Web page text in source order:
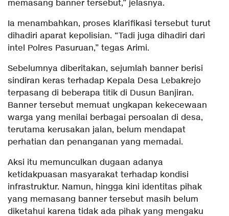
memasang banner tersebut,” jelasnya.
Ia menambahkan, proses klarifikasi tersebut turut
dihadiri aparat kepolisian. “Tadi juga dihadiri dari
intel Polres Pasuruan,” tegas Arimi.
Sebelumnya diberitakan, sejumlah banner berisi
sindiran keras terhadap Kepala Desa Lebakrejo
terpasang di beberapa titik di Dusun Banjiran.
Banner tersebut memuat ungkapan kekecewaan
warga yang menilai berbagai persoalan di desa,
terutama kerusakan jalan, belum mendapat
perhatian dan penanganan yang memadai.
Aksi itu memunculkan dugaan adanya
ketidakpuasan masyarakat terhadap kondisi
infrastruktur. Namun, hingga kini identitas pihak
yang memasang banner tersebut masih belum
diketahui karena tidak ada pihak yang mengaku